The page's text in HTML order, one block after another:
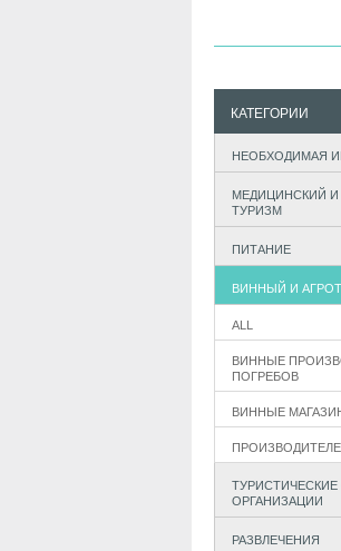
КАТЕГОРИИ
НЕОБХОДИМАЯ
МЕДИЦИНСКИЙ
ТУРИЗМ
ПИТАНИЕ
ВИННЫЙ И
ALL
ВИННЫЕ
ПОГРЕБОВ
ВИННЫЕ
ОРГАНИЗАЦИИ
РАЗВЛЕЧЕНИЯ